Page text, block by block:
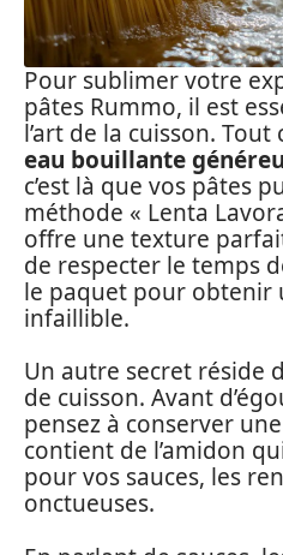
Pour sublimer votre
pâtes Rummo, il est
l’art de la cuisson.
eau bouillante
c’est là que vos pâtes
méthode « Lenta
offre une texture
de respecter le temps
le paquet pour obtenir
infaillible.
Un autre secret réside
de cuisson. Avant
pensez à conserver
contient de l’amidon
pour vos sauces, les
onctueuses.